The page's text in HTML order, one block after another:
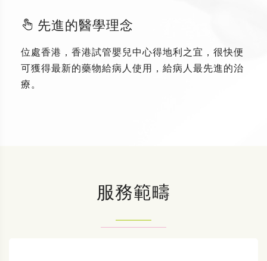
先進的醫學理念
位處香港，香港試管嬰兒中心得地利之宜，很快便
可獲得最新的藥物給病人使用，給病人最先進的治
療。
服務範疇